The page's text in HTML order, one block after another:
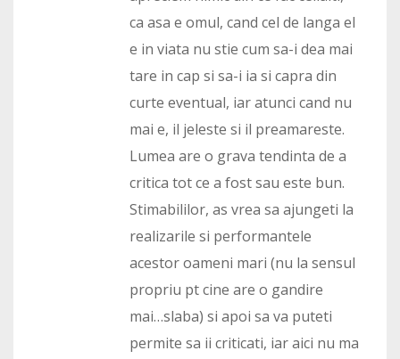
ca asa e omul, cand cel de langa el
e in viata nu stie cum sa-i dea mai
tare in cap si sa-i ia si capra din
curte eventual, iar atunci cand nu
mai e, il jeleste si il preamareste.
Lumea are o grava tendinta de a
critica tot ce a fost sau este bun.
Stimabililor, as vrea sa ajungeti la
realizarile si performantele
acestor oameni mari (nu la sensul
propriu pt cine are o gandire
mai…slaba) si apoi sa va puteti
permite sa ii criticati, iar aici nu ma